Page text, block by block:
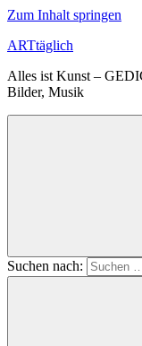
Zum Inhalt springen
ARTtäglich
Alles ist Kunst –
Bilder, Musik
Suchen nach: